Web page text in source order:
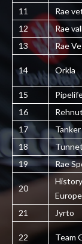
11
Rae
12
Rae
13
Rae
14 Orkla
15
16
Rehnut
17
18
19
Rae
20
Europe
21 Jyrto
22 Team